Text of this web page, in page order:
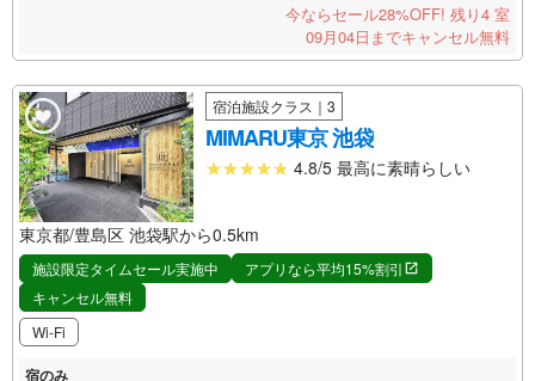
今ならセール28%OFF! 残り4 室
09月04日までキャンセル無料
宿泊施設クラス｜3
MIMARU東京 池袋
4.8/5 最高に素晴らしい
東京都/豊島区 池袋駅から0.5km
施設限定タイムセール実施中
アプリなら平均15%割引
キャンセル無料
Wi-Fi
宿のみ